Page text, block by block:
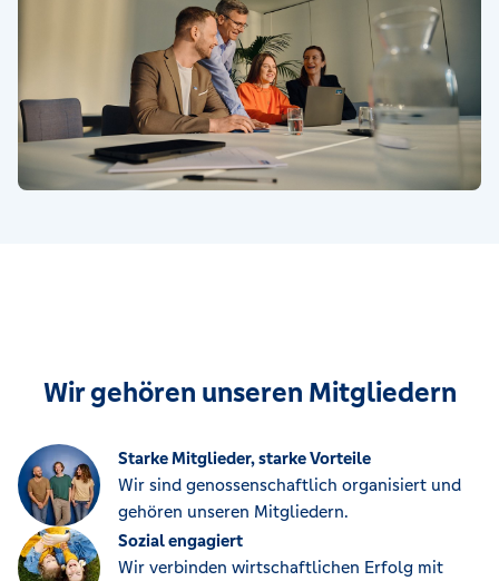
Wir gehören unseren Mitgliedern
Starke Mitglieder, starke Vorteile
Wir sind genossenschaftlich organisiert und
gehören unseren Mitgliedern.
Sozial engagiert
Wir verbinden wirtschaftlichen Erfolg mit